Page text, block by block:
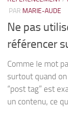
PAR MARIE-AUDE
Ne pas
référencer
Comme le mot
surtout quand
“post tag” est
un contenu, ce